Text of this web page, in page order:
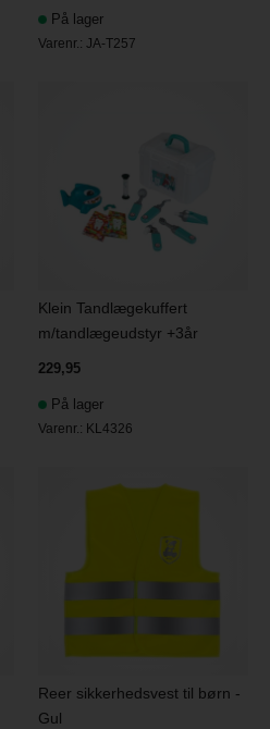
På lager
Varenr.:JA-T257
Klein Tandlægekuffert
m/tandlægeudstyr +3år
229,95
På lager
Varenr.: KL4326
Reer sikkerhedsvest til børn -
Gul